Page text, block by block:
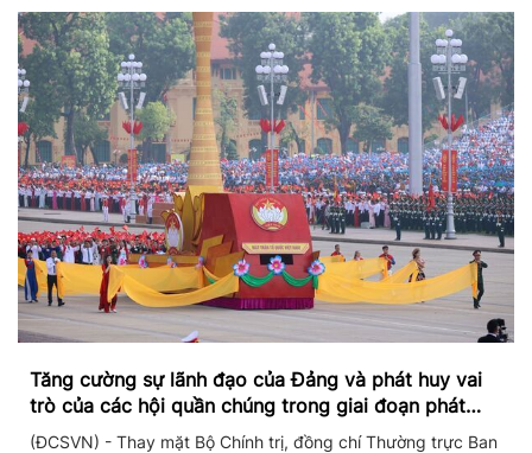
Tăng cường sự lãnh đạo của Đảng và phát huy vai
trò của các hội quần chúng trong giai đoạn phát
triển mới
(ĐCSVN) - Thay mặt Bộ Chính trị, đồng chí Thường trực Ban